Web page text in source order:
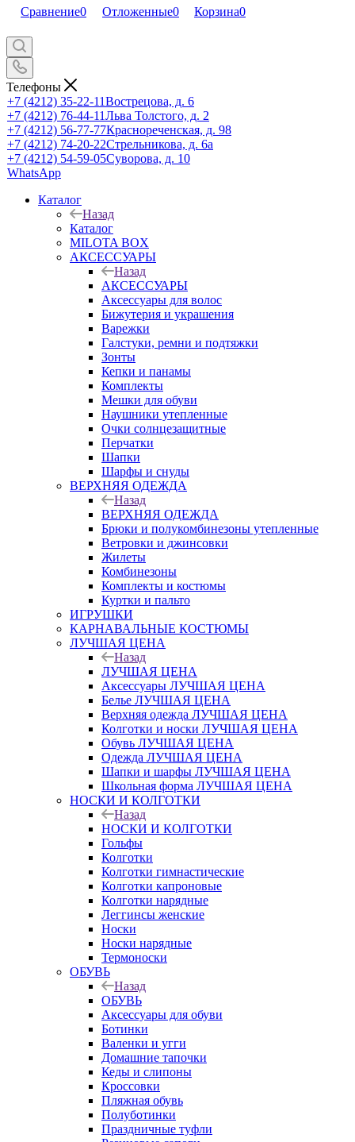
Сравнение0 Отложенные0 Корзина0
Телефоны
+7 (4212) 35-22-11Вострецова, д. 6
+7 (4212) 76-44-11Льва Толстого, д. 2
+7 (4212) 56-77-77Краснореченская, д. 98
+7 (4212) 74-20-22Стрельникова, д. 6а
+7 (4212) 54-59-05Суворова, д. 10
WhatsApp
Каталог
Назад
Каталог
MILOTA BOX
АКСЕССУАРЫ
Назад
АКСЕССУАРЫ
Аксессуары для волос
Бижутерия и украшения
Варежки
Галстуки, ремни и подтяжки
Зонты
Кепки и панамы
Комплекты
Мешки для обуви
Наушники утепленные
Очки солнцезащитные
Перчатки
Шапки
Шарфы и снуды
ВЕРХНЯЯ ОДЕЖДА
Назад
ВЕРХНЯЯ ОДЕЖДА
Брюки и полукомбинезоны утепленные
Ветровки и джинсовки
Жилеты
Комбинезоны
Комплекты и костюмы
Куртки и пальто
ИГРУШКИ
КАРНАВАЛЬНЫЕ КОСТЮМЫ
ЛУЧШАЯ ЦЕНА
Назад
ЛУЧШАЯ ЦЕНА
Аксессуары ЛУЧШАЯ ЦЕНА
Белье ЛУЧШАЯ ЦЕНА
Верхняя одежда ЛУЧШАЯ ЦЕНА
Колготки и носки ЛУЧШАЯ ЦЕНА
Обувь ЛУЧШАЯ ЦЕНА
Одежда ЛУЧШАЯ ЦЕНА
Шапки и шарфы ЛУЧШАЯ ЦЕНА
Школьная форма ЛУЧШАЯ ЦЕНА
НОСКИ И КОЛГОТКИ
Назад
НОСКИ И КОЛГОТКИ
Гольфы
Колготки
Колготки гимнастические
Колготки капроновые
Колготки нарядные
Леггинсы женские
Носки
Носки нарядные
Термоноски
ОБУВЬ
Назад
ОБУВЬ
Аксессуары для обуви
Ботинки
Валенки и угги
Домашние тапочки
Кеды и слипоны
Кроссовки
Пляжная обувь
Полуботинки
Праздничные туфли